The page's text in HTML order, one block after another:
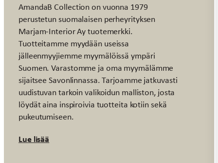
AmandaB Collection on vuonna 1979
perustetun suomalaisen perheyrityksen
Marjam-Interior Ay tuotemerkki.
Tuotteitamme myydään useissa
jälleenmyyjiemme myymälöissä ympäri
Suomen. Varastomme ja oma myymälämme
sijaitsee Savonlinnassa. Tarjoamme jatkuvasti
uudistuvan tarkoin valikoidun malliston, josta
löydät aina inspiroivia tuotteita kotiin sekä
pukeutumiseen.
Lue lisää